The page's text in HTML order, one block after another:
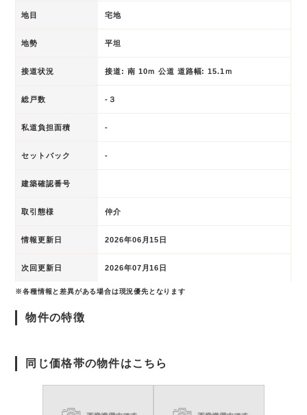
地目 宅地
地勢 平坦
接道状況 接道: 南 10ｍ 公道 道路幅: 15.1ｍ
総戸数 -３
私道負担面積 -
セットバック -
建築確認番号
取引態様 仲介
情報更新日 2026年06月15日
次回更新日 2026年07月16日
※各種情報と差異がある場合は現況優先となります
物件の特徴
同じ価格帯の物件はこちら